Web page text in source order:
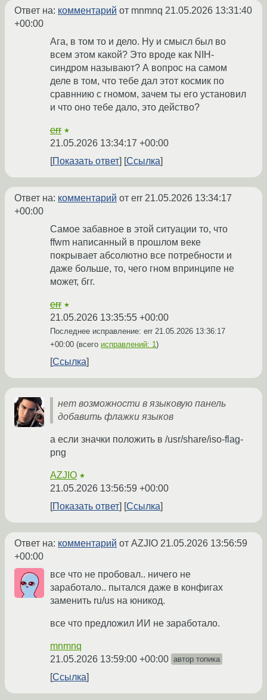
Ответ на: комментарий от mnmnq 21.05.2026 13:31:40
+00:00
Ага, в том то и дело. Ну и смысл был во
всем этом какой? Это вроде как NIH-
синдром называют? А вопрос на самом
деле в том, что тебе дал этот космик по
сравннию с гномом, зачем ты его установил
и что оно тебе дало, это действо?
err ★
21.05.2026 13:34:17 +00:00
Показать ответ
Ссылка
Ответ на: комментарий от err 21.05.2026 13:34:17
+00:00
Самое забавное в этой ситуации то, что
ffwm написанный в прошлом веке
покрывает абсолютно все потребности и
даже больше, то, чего гном впринципе не
может, бгг.
err ★
21.05.2026 13:35:55 +00:00
Последнее исправление: err 21.05.2026 13:36:17
+00:00 (всего исправлений: 1)
Ссылка
нет возможности в языковую панель
добавить флажки языков
а если значки положить в /usr/share/iso-flag-
png
AZJIO ★
21.05.2026 13:56:59 +00:00
Показать ответ
Ссылка
Ответ на: комментарий от AZJIO 21.05.2026 13:56:59
+00:00
все что не пробовал.. ничего не
заработало.. пытался даже в конфигах
заменить ru/us на юникод.
все что предложил ИИ не заработало.
mnmnq
21.05.2026 13:59:00 +00:00 автор топика
Ссылка